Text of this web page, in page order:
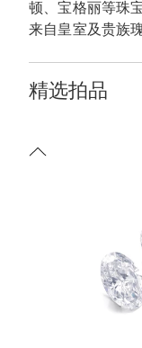
顿、宝格丽等珠
来自皇室及贵族
精选拍品